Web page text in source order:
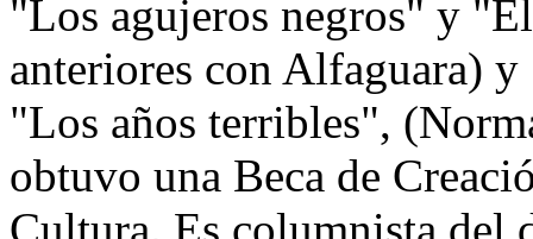
"Los agujeros negros" y
anteriores con Alfaguara)
"Los años terribles",
obtuvo una Beca de